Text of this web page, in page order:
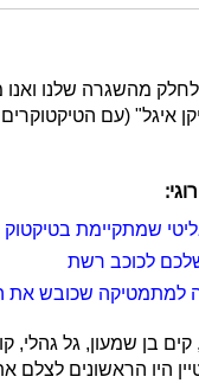
מהשגרה שלנו
איגל" (עם
שמתקיימת בטיקטוק
לכוכב רשת
למתמטיקה שכובש את
בן שמעון, גל גהלי,
היו הראשונים